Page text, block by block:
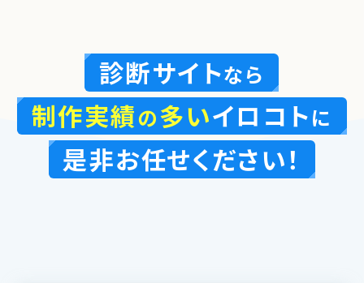
診断サイトなら
制作実績の多いイロコトに
是非お任せください！